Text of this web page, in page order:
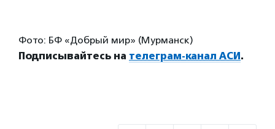
Фото: БФ «Добрый мир» (Мурманск)
Подписывайтесь на телеграм-канал АСИ.